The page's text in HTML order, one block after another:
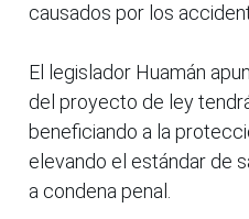
causados por los
El legislador Huamán
del proyecto de ley
beneficiando a la
elevando el estándar de
a condena penal.